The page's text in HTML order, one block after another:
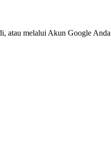
atau melalui Akun Google Anda